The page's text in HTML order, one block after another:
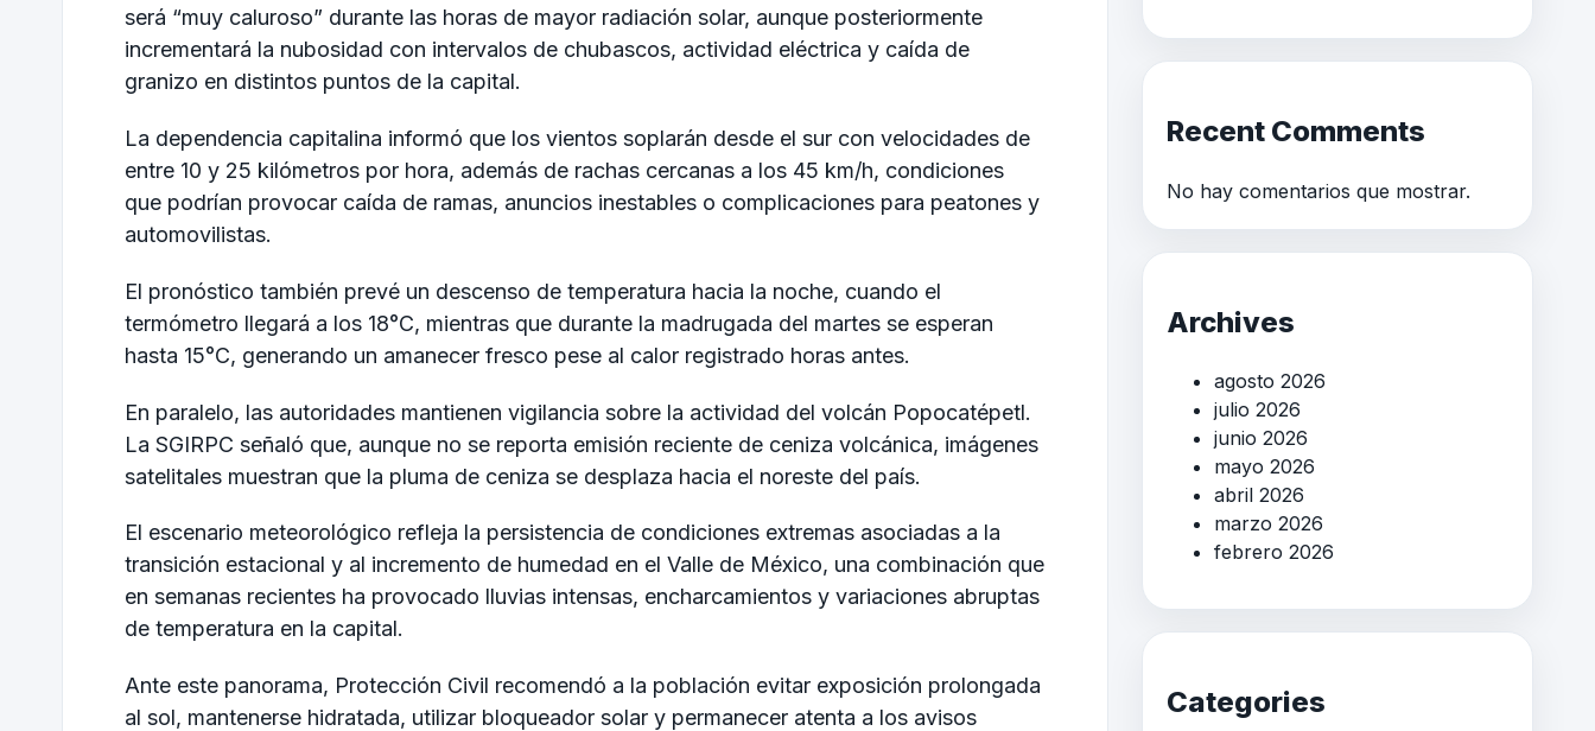
será “muy caluroso” durante las horas de mayor radiación solar, aunque posteriormente
incrementará la nubosidad con intervalos de chubascos, actividad eléctrica y caída de
granizo en distintos puntos de la capital.
La dependencia capitalina informó que los vientos soplarán desde el sur con velocidades de
entre 10 y 25 kilómetros por hora, además de rachas cercanas a los 45 km/h, condiciones
que podrían provocar caída de ramas, anuncios inestables o complicaciones para peatones y
automovilistas.
El pronóstico también prevé un descenso de temperatura hacia la noche, cuando el
termómetro llegará a los 18°C, mientras que durante la madrugada del martes se esperan
hasta 15°C, generando un amanecer fresco pese al calor registrado horas antes.
En paralelo, las autoridades mantienen vigilancia sobre la actividad del volcán Popocatépetl.
La SGIRPC señaló que, aunque no se reporta emisión reciente de ceniza volcánica, imágenes
satelitales muestran que la pluma de ceniza se desplaza hacia el noreste del país.
El escenario meteorológico refleja la persistencia de condiciones extremas asociadas a la
transición estacional y al incremento de humedad en el Valle de México, una combinación que
en semanas recientes ha provocado lluvias intensas, encharcamientos y variaciones abruptas
de temperatura en la capital.
Ante este panorama, Protección Civil recomendó a la población evitar exposición prolongada
al sol, mantenerse hidratada, utilizar bloqueador solar y permanecer atenta a los avisos
Recent Comments
No hay comentarios que mostrar.
Archives
agosto 2026
julio 2026
junio 2026
mayo 2026
abril 2026
marzo 2026
febrero 2026
Categories